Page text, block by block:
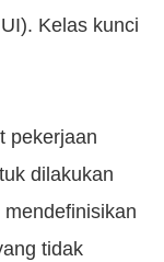
Kelas kunci
pekerjaan
dilakukan
tidak